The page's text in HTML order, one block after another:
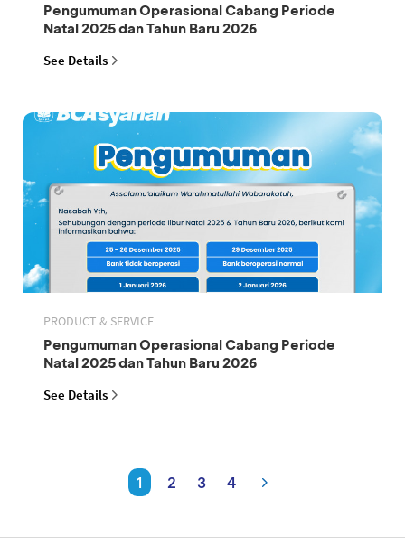
Pengumuman Operasional Cabang Periode
Natal 2025 dan Tahun Baru 2026
See Details
PRODUCT & SERVICE
Pengumuman Operasional Cabang Periode
Natal 2025 dan Tahun Baru 2026
See Details
1 2 3 4